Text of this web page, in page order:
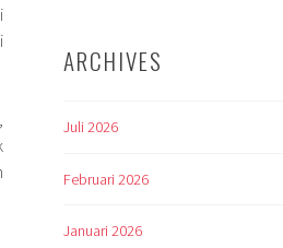
ARCHIVES
Juli 2026
Februari 2026
Januari 2026